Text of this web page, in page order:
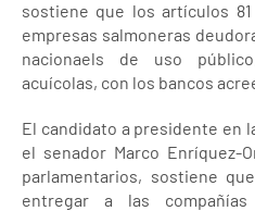
sostiene que los artículos
empresas salmoneras
nacionaels de uso
acuícolas, con los bancos
El candidato a presidente en
el senador Marco Enríquez-
parlamentarios, sostiene
entregar a las compañías